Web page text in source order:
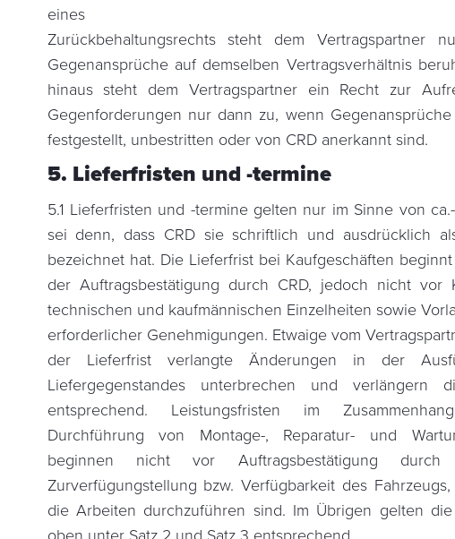
eines
Zurückbehaltungsrechts steht dem Vertragspartner
Gegenansprüche auf demselben Vertragsverhältnis
hinaus steht dem Vertragspartner ein Recht zur
Gegenforderungen nur dann zu, wenn
festgestellt, unbestritten oder von CRD anerkannt sind.
5. Lieferfristen und -termine
5.1 Lieferfristen und -termine gelten nur im Sinne von
sei denn, dass CRD sie schriftlich und ausdrücklich
bezeichnet hat. Die Lieferfrist bei Kaufgeschäften
der Auftragsbestätigung durch CRD, jedoch nicht vor
technischen und kaufmännischen Einzelheiten sowie
erforderlicher Genehmigungen. Etwaige vom
der Lieferfrist verlangte Änderungen in der
Liefergegenstandes unterbrechen und verlängern
entsprechend. Leistungsfristen im
Durchführung von Montage-, Reparatur- und
beginnen nicht vor Auftragsbestätigung
Zurverfügungstellung bzw. Verfügbarkeit des
die Arbeiten durchzuführen sind. Im Übrigen gelten die